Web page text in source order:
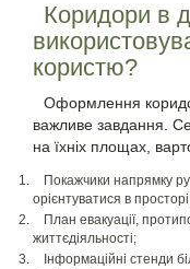
Коридори в
користю?
Оформлення
важливе завдання.
на їхніх площах,
Покажчики напрямку
орієнтуватися в
План евакуації,
життєдіяльності;
Інформаційні стенди